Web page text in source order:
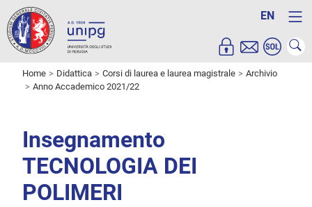
EN
Home Didattica Corsi di laurea e laurea magistrale
Archivio
Anno Accademico 2021/22
Insegnamento
TECNOLOGIA DEI
POLIMERI